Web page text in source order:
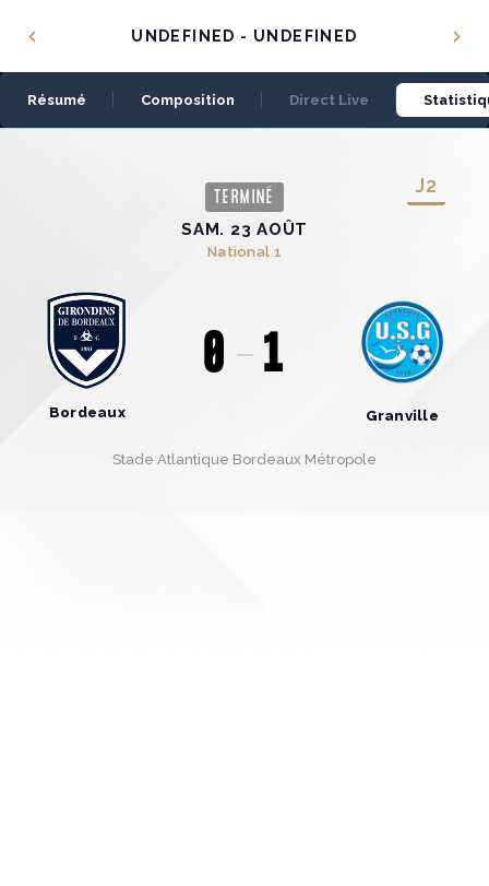
UNDEFINED - UNDEFINED
Résumé Composition Direct Live
TERMINÉ
J2
SAM. 23 AOÛT
National 1
Bordeaux
0 1
Granville
Stade Atlantique Bordeaux Métropole